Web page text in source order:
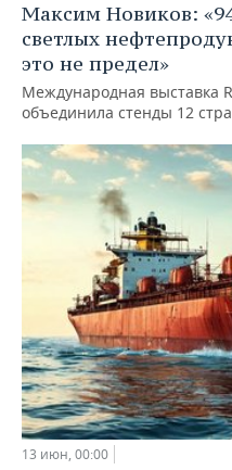
Максим Новиков:
светлых
это не предел»
Международная выставка
объединила стенды 12
13 июн, 00:00